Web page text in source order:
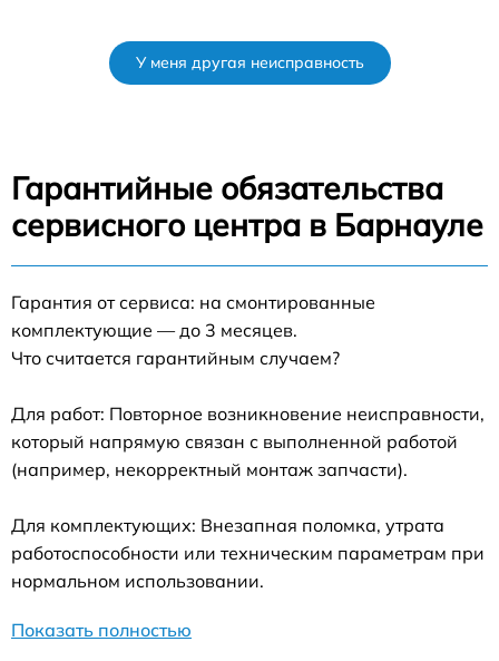
У меня другая неисправность
Гарантийные обязательства
сервисного центра в Барнауле
Гарантия от сервиса: на смонтированные
комплектующие — до 3 месяцев.
Что считается гарантийным случаем?
Для работ: Повторное возникновение неисправности,
который напрямую связан с выполненной работой
(например, некорректный монтаж запчасти).
Для комплектующих: Внезапная поломка, утрата
работоспособности или техническим параметрам при
нормальном использовании.
Показать полностью